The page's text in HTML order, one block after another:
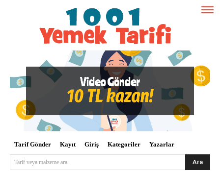
Tarif Gönder Kayıt Giriş Kategoriler Yazarlar
Tarif veya malzeme ara Ara